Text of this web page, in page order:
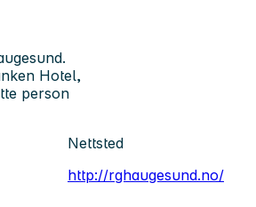
Hotel,
person
Nettsted
http://rghaugesund.no/